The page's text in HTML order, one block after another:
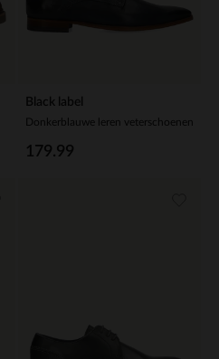
Black label
Donkerblauwe leren veterschoenen
179.99